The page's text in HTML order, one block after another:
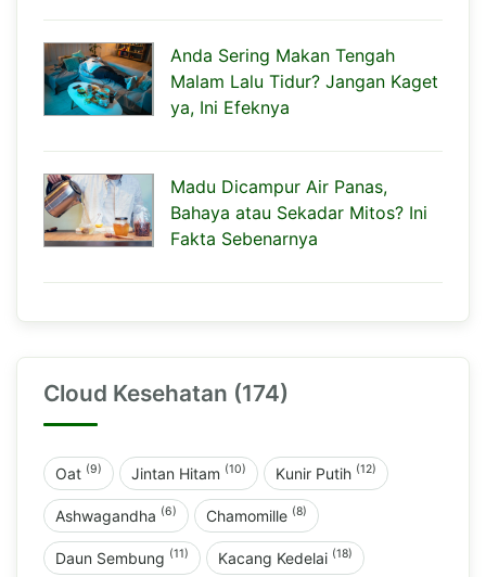
Anda Sering Makan Tengah
Malam Lalu Tidur? Jangan Kaget
ya, Ini Efeknya
Madu Dicampur Air Panas,
Bahaya atau Sekadar Mitos? Ini
Fakta Sebenarnya
Cloud Kesehatan (174)
Oat (9) Jintan Hitam (10) Kunir Putih (12)
Ashwagandha (6) Chamomille (8)
Daun Sembung (11) Kacang Kedelai (18)